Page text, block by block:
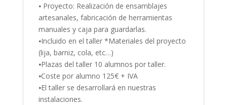
⦁ Proyecto: Realización de ensamblajes
artesanales, fabricación de herramientas
manuales y caja para guardarlas.
⦁Incluido en el taller *Materiales del proyecto
(lija, barniz, cola, etc…)
⦁Plazas del taller 10 alumnos por taller.
⦁Coste por alumno 125€ + IVA
⦁El taller se desarrollará en nuestras
instalaciones.